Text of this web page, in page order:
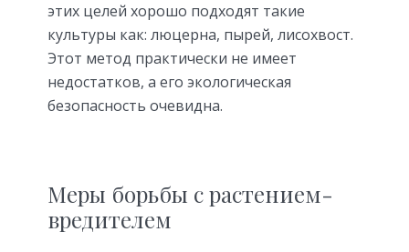
этих целей хорошо подходят такие
культуры как: люцерна, пырей, лисохвост.
Этот метод практически не имеет
недостатков, а его экологическая
безопасность очевидна.
Меры борьбы с растением-
вредителем